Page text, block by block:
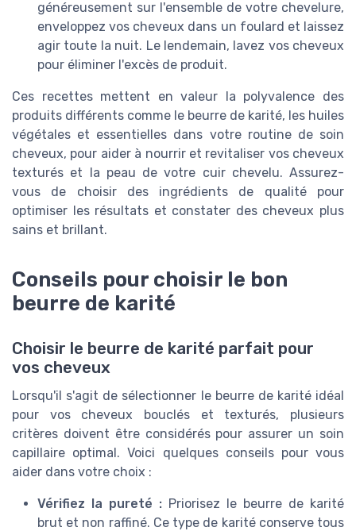
généreusement sur l'ensemble de votre chevelure,
enveloppez vos cheveux dans un foulard et laissez
agir toute la nuit. Le lendemain, lavez vos cheveux
pour éliminer l'excès de produit.
Ces recettes mettent en valeur la polyvalence des
produits différents comme le beurre de karité, les huiles
végétales et essentielles dans votre routine de soin
cheveux, pour aider à nourrir et revitaliser vos cheveux
texturés et la peau de votre cuir chevelu. Assurez-
vous de choisir des ingrédients de qualité pour
optimiser les résultats et constater des cheveux plus
sains et brillant.
Conseils pour choisir le bon
beurre de karité
Choisir le beurre de karité parfait pour
vos cheveux
Lorsqu'il s'agit de sélectionner le beurre de karité idéal
pour vos cheveux bouclés et texturés, plusieurs
critères doivent être considérés pour assurer un soin
capillaire optimal. Voici quelques conseils pour vous
aider dans votre choix :
Vérifiez la pureté : Priorisez le beurre de karité
brut et non raffiné. Ce type de karité conserve tous